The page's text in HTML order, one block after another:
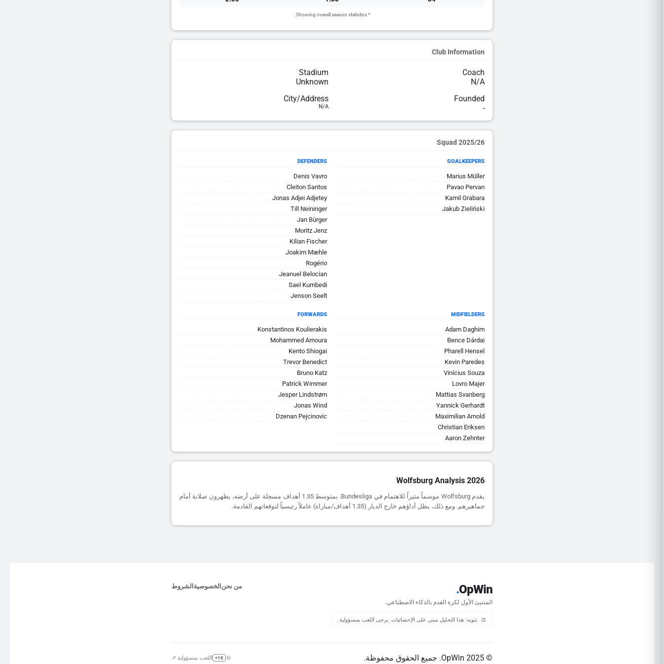
* Showing overall season statistics.
Club Information
Coach
N/A
Stadium
Unknown
Founded
-
City/Address
N/A
2025/26 Squad
GOALKEEPERS
Marius Müller
Pavao Pervan
Kamil Grabara
Jakub Zieliński
DEFENDERS
Denis Vavro
Cleiton Santos
Jonas Adjei Adjetey
Till Neininger
Jan Bürger
Moritz Jenz
Kilian Fischer
Joakim Mæhle
Rogério
Jeanuel Belocian
Sael Kumbedi
Jenson Seelt
MIDFIELDERS
Adam Daghim
Bence Dárdai
Pharell Hensel
Kevin Paredes
Vinícius Souza
Lovro Majer
Mattias Svanberg
Yannick Gerhardt
Maximilian Arnold
Christian Eriksen
Aaron Zehnter
FORWARDS
Konstantinos Koulierakis
Mohammed Amoura
Kento Shiogai
Trevor Benedict
Bruno Katz
Patrick Wimmer
Jesper Lindstrøm
Jonas Wind
Dzenan Pejcinovic
Wolfsburg Analysis 2026
يقدم Wolfsburg موسماً مثيراً للاهتمام في Bundesliga. بمتوسط 1.35 أهداف مسجلة على أرضه، يظهرون صلابة أمام
جماهيرهم. ومع ذلك، يظل أداؤهم خارج الديار (1.35 أهداف/مباراة) عاملاً رئيسياً لتوقعاتهم القادمة.
OpWin
.
المتنبئ الأول لكرة القدم بالذكاء الاصطناعي.
من نحن الخصوصية الشروط
⚖️ تنويه: هذا التحليل مبني على الإحصائيات. يرجى اللعب بمسؤولية.
© 2025 OpWin. جميع الحقوق محفوظة. 18+ اللعب بمسؤولية ↗